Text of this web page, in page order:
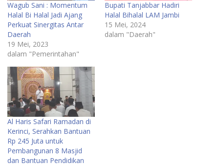
Wagub Sani : Momentum
Halal Bi Halal Jadi Ajang
Perkuat Sinergitas Antar
Daerah
19 Mei, 2023
dalam "Pemerintahan"
Bupati Tanjabbar Hadiri
Halal Bihalal LAM Jambi
15 Mei, 2024
dalam "Daerah"
Al Haris Safari Ramadan di
Kerinci, Serahkan Bantuan
Rp 245 Juta untuk
Pembangunan 8 Masjid
dan Bantuan Pendidikan